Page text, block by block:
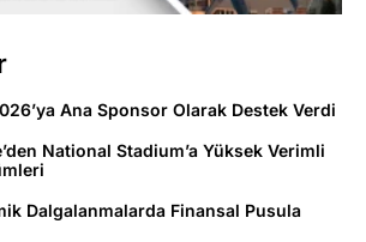
Ana Sponsor Olarak Destek Verdi
National Stadium’a Yüksek Verimli
Dalgalanmalarda Finansal Pusula